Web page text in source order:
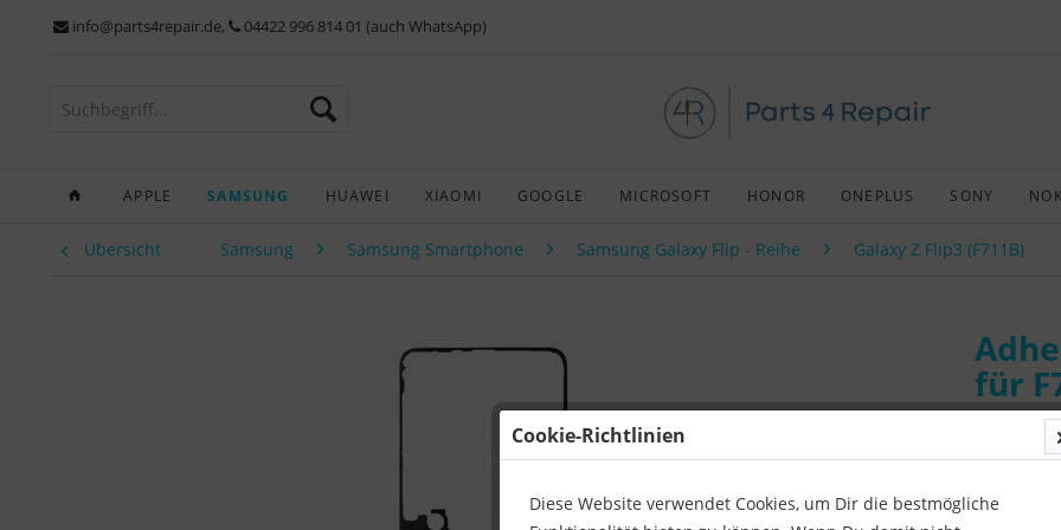
info@parts4repair.de, 04422 996 814 01 (auch WhatsApp)
APPLE SAMSUNG HUAWEI XIAOMI GOOGLE MICROSOFT HONOR ONEPLUS SONY
Übersicht Samsung Samsung Smartphone Samsung Galaxy Flip - Reihe Galaxy Z Flip3 (F711B)
für
Cookie-Richtlinien
Diese Website verwendet Cookies, um Dir die bestmögliche